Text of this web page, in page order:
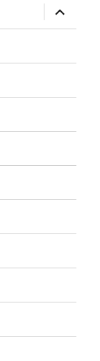
öffnen